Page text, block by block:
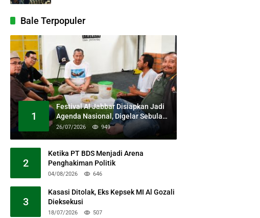
Bale Terpopuler
1
Festival Al Jabbar Disiapkan Jadi
Agenda Nasional, Digelar Sebulan
Penuh di Kawasan Masjid Raya Al
26/07/2026 949
2
Ketika PT BDS Menjadi Arena
Penghakiman Politik
04/08/2026 646
3
Kasasi Ditolak, Eks Kepsek MI Al Gozali
Dieksekusi
18/07/2026 507